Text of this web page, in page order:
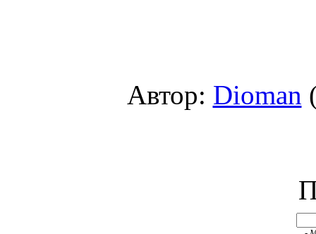
Автор: Dioman